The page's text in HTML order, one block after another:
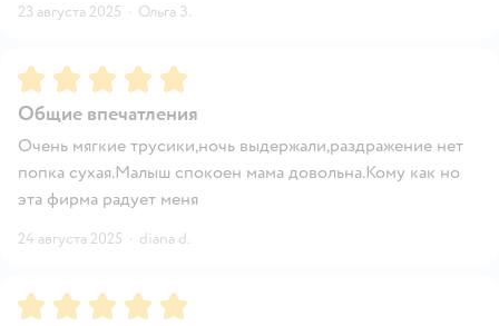
23 августа 2025 · Ольга З.
Рейтинг:5
Общие впечатления
Очень мягкие трусики,ночь выдержали,раздражение нет
попка сухая.Малыш спокоен мама довольна.Кому как но
эта фирма радует меня
24 августа 2025 · diana d.
Рейтинг:5